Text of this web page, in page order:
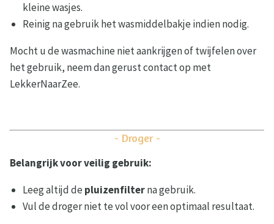
kleine wasjes.
Reinig na gebruik het wasmiddelbakje indien nodig.
Mocht u de wasmachine niet aankrijgen of twijfelen over
het gebruik, neem dan gerust contact op met
LekkerNaarZee.
- Droger -
Belangrijk voor veilig gebruik:
Leeg altijd de pluizenfilterna gebruik.
Vul de droger niet te vol voor een optimaal resultaat.